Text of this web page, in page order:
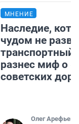
МНЕНИЕ
Наследие,
чудом не
транспортный
разнес миф о
советских
Олег Арефьев